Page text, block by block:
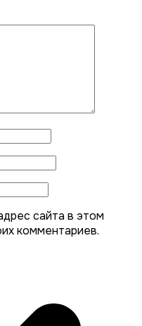
сайта в этом
комментариев.